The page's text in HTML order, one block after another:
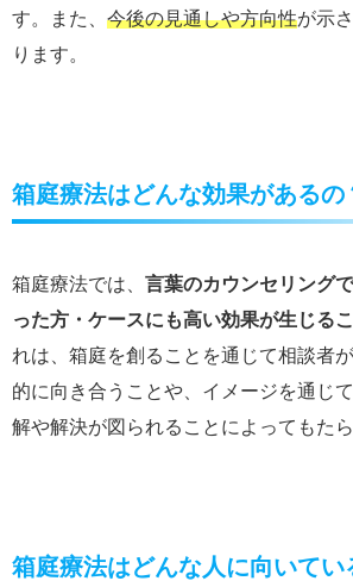
す。また、 今後の見通しや方向性が示
ります。
箱庭療法はどんな効果があるの
箱庭療法では、 言葉のカウンセリング
った方・ケースにも高い効果が生じる
れは、箱庭を創ることを通じて相談者
的に向き合うことや、イメージを通じ
解や解決が図られることによってもた
箱庭療法はどんな人に向いてい